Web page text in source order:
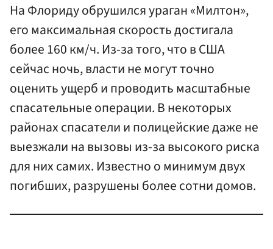
На Флориду обрушился ураган «Милтон»,
его максимальная скорость достигала
более 160 км/ч. Из-за того, что в США
сейчас ночь, власти не могут точно
оценить ущерб и проводить масштабные
спасательные операции. В некоторых
районах спасатели и полицейские даже не
выезжали на вызовы из-за высокого риска
для них самих. Известно о минимум двух
погибших, разрушены более сотни домов.